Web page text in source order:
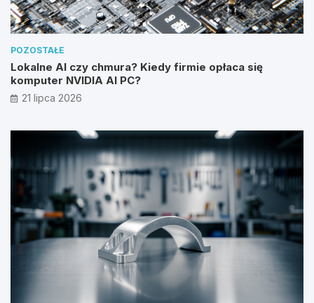
POZOSTAŁE
Lokalne AI czy chmura? Kiedy firmie opłaca się
komputer NVIDIA AI PC?
21 lipca 2026